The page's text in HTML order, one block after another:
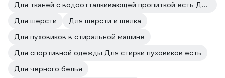
Для тканей с водоотталкивающей пропиткой есть Для мембранных тканей есть
Для шерсти
Для шерсти и шелка
Для пуховиков в стиральной машине
Для спортивной одежды Для стирки пуховиков есть
Для черного белья